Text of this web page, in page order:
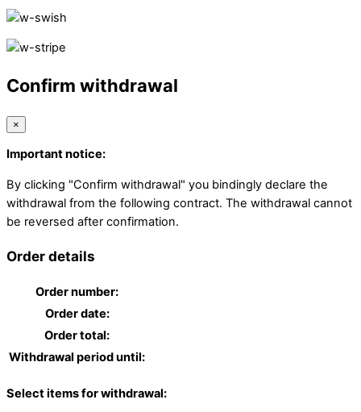
Confirm withdrawal
×
Important notice:
By clicking "Confirm withdrawal" you bindingly declare the
withdrawal from the following contract. The withdrawal cannot
be reversed after confirmation.
Order details
Order number:
Order date:
Order total:
Withdrawal period until:
Select items for withdrawal: